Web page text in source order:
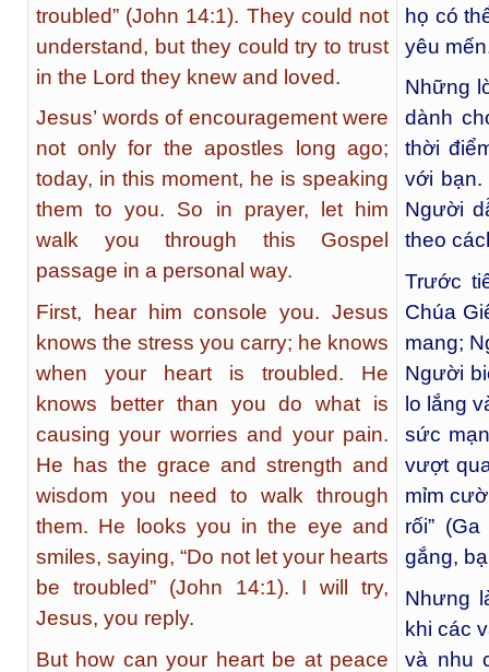
troubled” (John 14:1). They could not
understand, but they could try to trust
in the Lord they knew and loved.
Jesus’ words of encouragement were
not only for the apostles long ago;
today, in this moment, he is speaking
them to you. So in prayer, let him
walk you through this Gospel
passage in a personal way.
First, hear him console you. Jesus
knows the stress you carry; he knows
when your heart is troubled. He
knows better than you do what is
causing your worries and your pain.
He has the grace and strength and
wisdom you need to walk through
them. He looks you in the eye and
smiles, saying, “Do not let your hearts
be troubled” (John 14:1). I will try,
Jesus, you reply.
But how can your heart be at peace
họ có
yêu
Những
dành
thời
với bạn.
Người
theo
Trước
Chúa
mang;
Người
lo lắng
sức
vượt
mỉm
rối”
gắng,
Nhưng
khi các
và nhu